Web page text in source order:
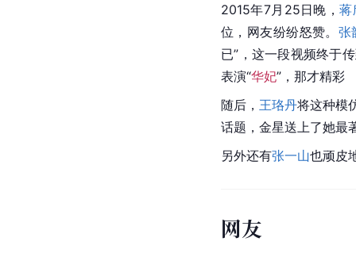
2015年7月25日晚，蒋
位，网友纷纷怒赞。 张
已”，这一段视频终于
表演“华妃”，那才精彩
随后， 王珞丹将这种模
话题，金星送上了她最
另外还有张一山也顽皮
网友